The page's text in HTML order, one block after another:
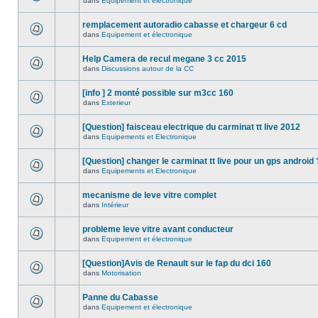
remplacement autoradio cabasse et chargeur 6 cd
dans Equipement et électronique
Help Camera de recul megane 3 cc 2015
dans Discussions autour de la CC
[info ] 2 monté possible sur m3cc 160
dans Exterieur
[Question] faisceau electrique du carminat tt live 2012
dans Equipements et Electronique
[Question] changer le carminat tt live pour un gps android
dans Equipements et Electronique
mecanisme de leve vitre complet
dans Intérieur
probleme leve vitre avant conducteur
dans Equipement et électronique
[Question]Avis de Renault sur le fap du dci 160
dans Motorisation
Panne du Cabasse
dans Equipement et électronique